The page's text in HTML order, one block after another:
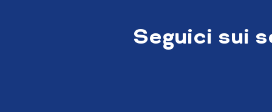
Seguici sui